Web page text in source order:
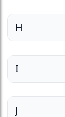
H
I
J